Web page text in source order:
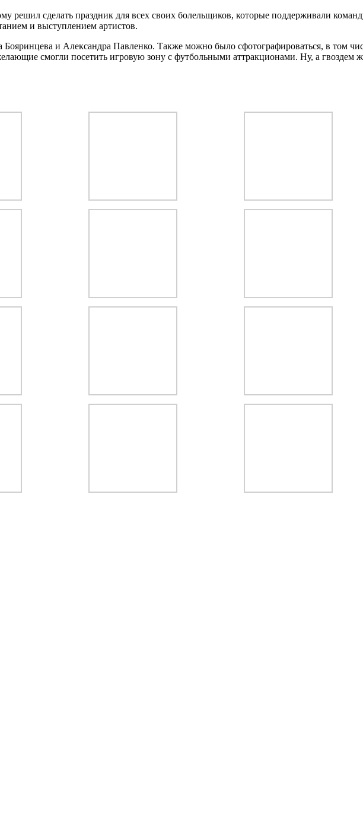
сделать праздник для всех своих болельщиков, которые поддерживали
и выступлением артистов.
Бояринцева и Александра Павленко. Также можно было сфотографироваться, в том
смогли посетить игровую зону с футбольными аттракционами. Ну, а гвоздем